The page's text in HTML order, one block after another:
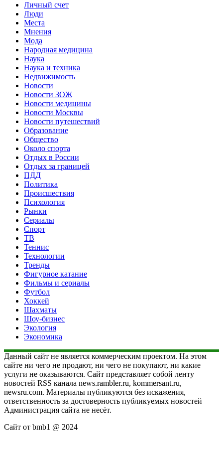
Личный счет
Люди
Места
Мнения
Мода
Народная медицина
Наука
Наука и техника
Недвижимость
Новости
Новости ЗОЖ
Новости медицины
Новости Москвы
Новости путешествий
Образование
Общество
Около спорта
Отдых в России
Отдых за границей
ПДД
Политика
Происшествия
Психология
Рынки
Сериалы
Спорт
ТВ
Теннис
Технологии
Тренды
Фигурное катание
Фильмы и сериалы
Футбол
Хоккей
Шахматы
Шоу-бизнес
Экология
Экономика
Данный сайт не является коммерческим проектом. На этом
сайте ни чего не продают, ни чего не покупают, ни какие
услуги не оказываются. Сайт представляет собой ленту
новостей RSS канала news.rambler.ru, kommersant.ru,
newsru.com. Материалы публикуются без искажения,
ответственность за достоверность публикуемых новостей
Администрация сайта не несёт.
Сайт от bmb1 @ 2024